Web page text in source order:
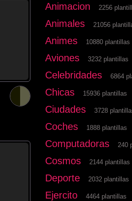
Animacion 2256
Animales 21056
Animes 10880 plantillas
Aviones 3232 plantillas
Celebridades 6864
Chicas 15936 plantillas
Ciudades 3728
Coches 1888 plantillas
Computadoras 240
Cosmos 2144 plantillas
Deporte 2032 plantillas
Ejercito 4464 plantillas